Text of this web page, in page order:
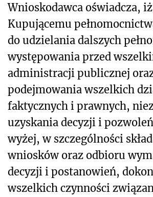
Wnioskodawca oświadcza,
Kupującemu
do udzielania dalszych
występowania przed
administracji publicznej
podejmowania wszelkich
faktycznych i prawnych,
uzyskania decyzji i
wyżej, w szczególności
wniosków oraz odbioru
decyzji i postanowień,
wszelkich czynności